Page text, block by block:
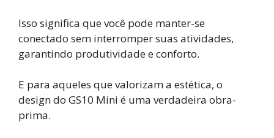
Isso significa que você pode manter-se
conectado sem interromper suas atividades,
garantindo produtividade e conforto.
E para aqueles que valorizam a estética, o
design do GS10 Mini é uma verdadeira obra-
prima.